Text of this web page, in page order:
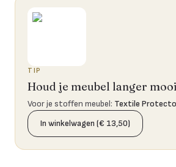
TIP
Houd je meubel langer mooi
Voor je stoffen meubel: Textile
In winkelwagen (€ 13,50)